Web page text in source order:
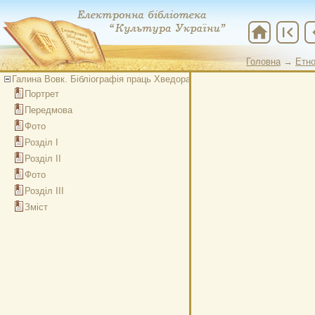
Головна →
home first_page
Галина Вовк. Бібліографія праць Хведора Вовка
Портрет
Передмова
Фото
Розділ І
Розділ ІІ
Фото
Розділ ІІІ
Зміст